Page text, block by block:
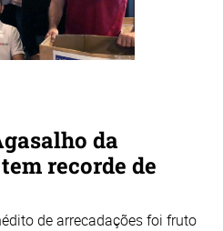
da
recorde de
de arrecadações foi fruto